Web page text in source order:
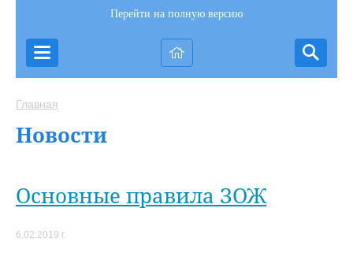
Перейти на полную версию
Главная
Новости
Основные правила ЗОЖ
6.02.2019 г.